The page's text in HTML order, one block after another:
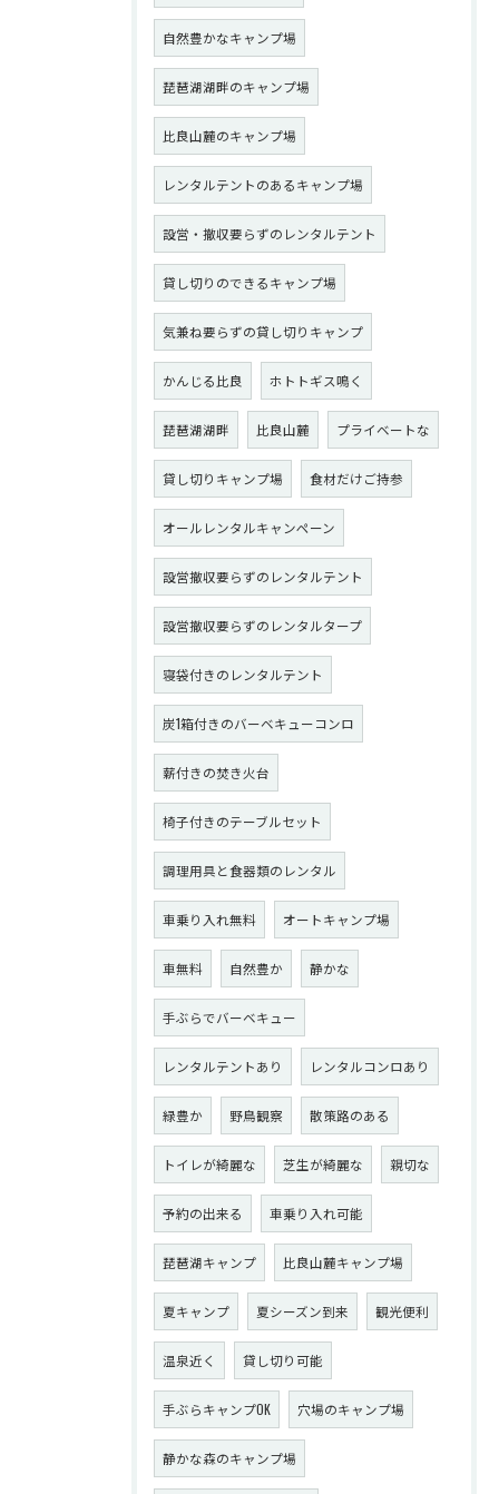
自然豊かなキャンプ場
琵琶湖湖畔のキャンプ場
比良山麓のキャンプ場
レンタルテントのあるキャンプ場
設営・撤収要らずのレンタルテント
貸し切りのできるキャンプ場
気兼ね要らずの貸し切りキャンプ
かんじる比良 ホトトギス鳴く
琵琶湖湖畔 比良山麓 プライベートな
貸し切りキャンプ場 食材だけご持参
オールレンタルキャンペーン
設営撤収要らずのレンタルテント
設営撤収要らずのレンタルタープ
寝袋付きのレンタルテント
炭1箱付きのバーベキューコンロ
薪付きの焚き火台
椅子付きのテーブルセット
調理用具と食器類のレンタル
車乗り入れ無料 オートキャンプ場
車無料 自然豊か 静かな
手ぶらでバーベキュー
レンタルテントあり レンタルコンロあり
緑豊か 野鳥観察 散策路のある
トイレが綺麗な 芝生が綺麗な 親切な
予約の出来る 車乗り入れ可能
琵琶湖キャンプ 比良山麓キャンプ場
夏キャンプ 夏シーズン到来 観光便利
温泉近く 貸し切り可能
手ぶらキャンプOK 穴場のキャンプ場
静かな森のキャンプ場